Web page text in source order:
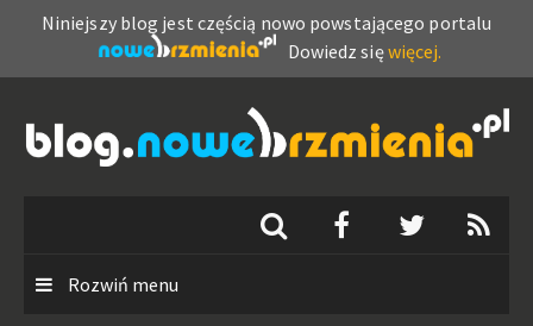
Niniejszy blog jest częścią nowo powstającego portalu
Dowiedz sięwięcej.
content
Rozwiń menu